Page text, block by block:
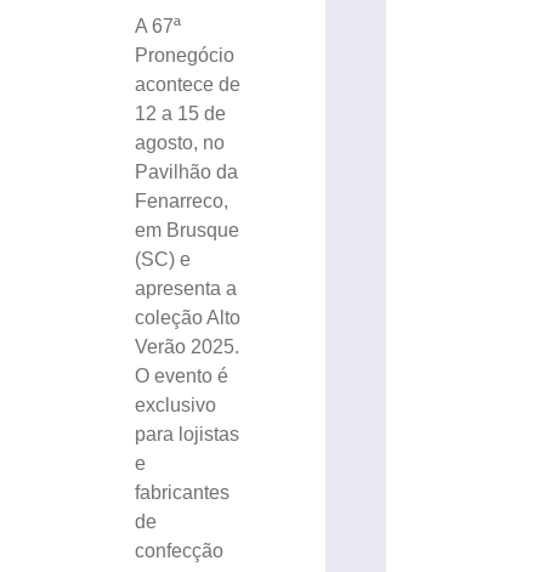
A 67ª
Pronegócio
acontece de
12 a 15 de
agosto, no
Pavilhão da
Fenarreco,
em Brusque
(SC) e
apresenta a
coleção Alto
Verão 2025.
O evento é
exclusivo
para lojistas
e
fabricantes
de
confecção